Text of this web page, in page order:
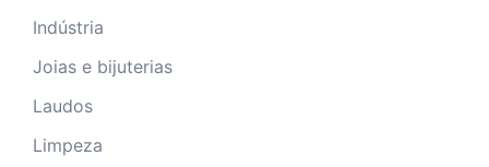
Indústria
Joias e bijuterias
Laudos
Limpeza